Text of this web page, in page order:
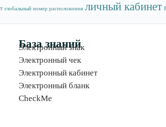
глобальный номер расположения личный кабинет
База знаний
Электронный знак
Электронный чек
Электронный кабинет
Электронный бланк
CheckMe